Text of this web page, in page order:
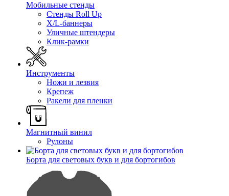
Мобильные стенды
Стенды Roll Up
X/L-баннеры
Уличные штендеры
Клик-рамки
Инструменты
Ножи и лезвия
Крепеж
Ракели для пленки
Магнитный винил
Рулоны
Борта для световых букв и для бортогибов